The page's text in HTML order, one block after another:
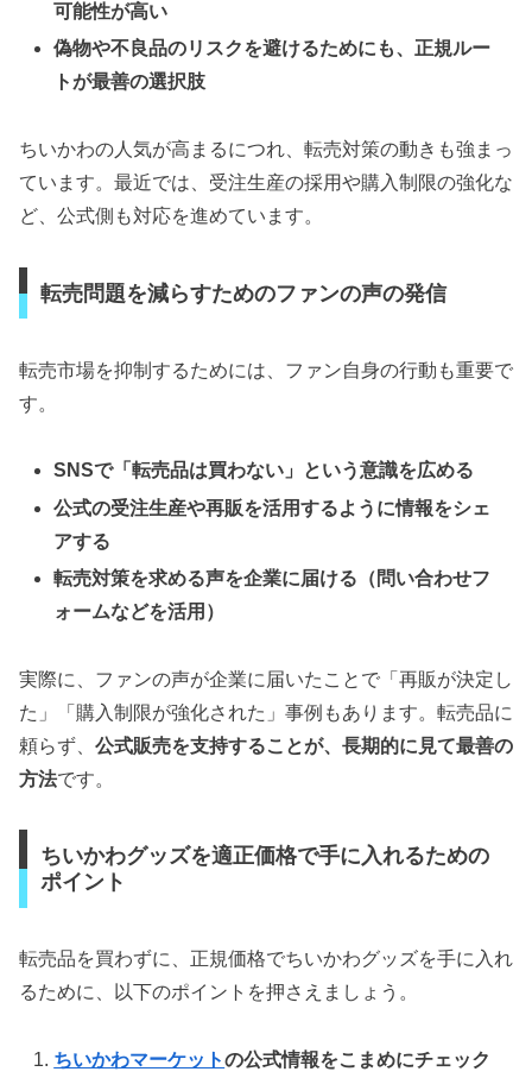
可能性が高い
偽物や不良品のリスクを避けるためにも、正規ルー
トが最善の選択肢
ちいかわの人気が高まるにつれ、転売対策の動きも強まっ
ています。最近では、受注生産の採用や購入制限の強化な
ど、公式側も対応を進めています。
転売問題を減らすためのファンの声の発信
転売市場を抑制するためには、ファン自身の行動も重要で
す。
SNSで「転売品は買わない」という意識を広める
公式の受注生産や再販を活用するように情報をシェ
アする
転売対策を求める声を企業に届ける（問い合わせフ
ォームなどを活用）
実際に、ファンの声が企業に届いたことで「再販が決定し
た」「購入制限が強化された」事例もあります。転売品に
頼らず、 公式販売を支持することが、長期的に見て最善の
方法です。
ちいかわグッズを適正価格で手に入れるための
ポイント
転売品を買わずに、正規価格でちいかわグッズを手に入れ
るために、以下のポイントを押さえましょう。
ちいかわマーケットの公式情報をこまめにチェック